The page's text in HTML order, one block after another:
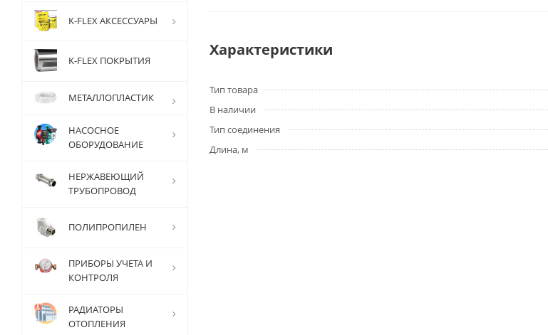
Характеристики
Тип товара
В наличии
Тип соединения
Длина, м
K-FLEX АКСЕССУАРЫ
K-FLEX ПОКРЫТИЯ
МЕТАЛЛОПЛАСТИК
НАСОСНОЕ
ОБОРУДОВАНИЕ
НЕРЖАВЕЮЩИЙ
ТРУБОПРОВОД
ПОЛИПРОПИЛЕН
ПРИБОРЫ УЧЕТА И
КОНТРОЛЯ
РАДИАТОРЫ
ОТОПЛЕНИЯ